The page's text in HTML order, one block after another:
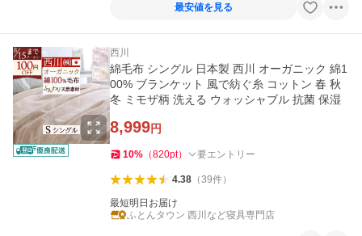
最安値を見る
西川
綿毛布 シングル 日本製 西川 オーガニック 綿1
00% ブランケット 風で紡ぐ糸 コットン 春 秋
冬 ミモザ柄 洗える ウォッシャブル 抗菌 保湿
8,999円
10% （820pt） 要エントリー
4.38（39件）
最短明日お届け
ふとんタウン 西川など寝具専門店